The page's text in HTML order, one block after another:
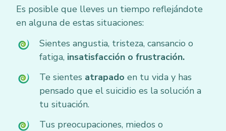
Es posible que lleves un tiempo reflejándote
en alguna de estas situaciones:
Sientes angustia, tristeza, cansancio o
fatiga, insatisfacción o frustración.
Te sientes atrapado en tu vida y has
pensado que el suicidio es la solución a
tu situación.
Tus preocupaciones, miedos o